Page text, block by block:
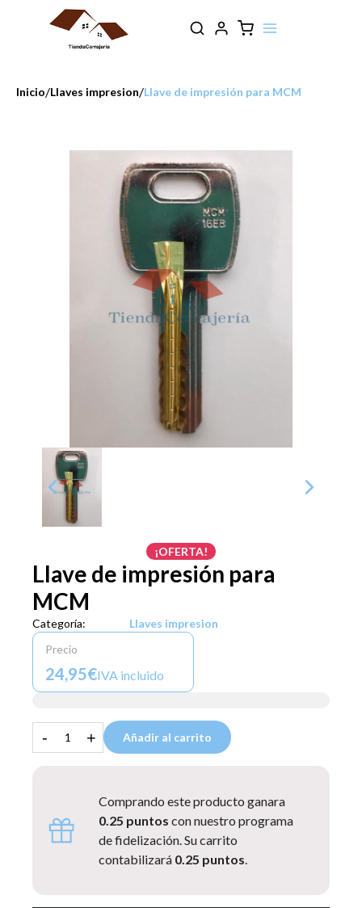
Inicio/Llaves impresion/Llave de impresión para MCM
¡OFERTA!
Llave de impresión para
MCM
Categoría:
Llaves impresion
Precio
24,95€IVA incluido
- + Añadir al carrito
Comprando este producto ganara
0.25 puntos con nuestro programa
de fidelización. Su carrito
contabilizará 0.25 puntos.